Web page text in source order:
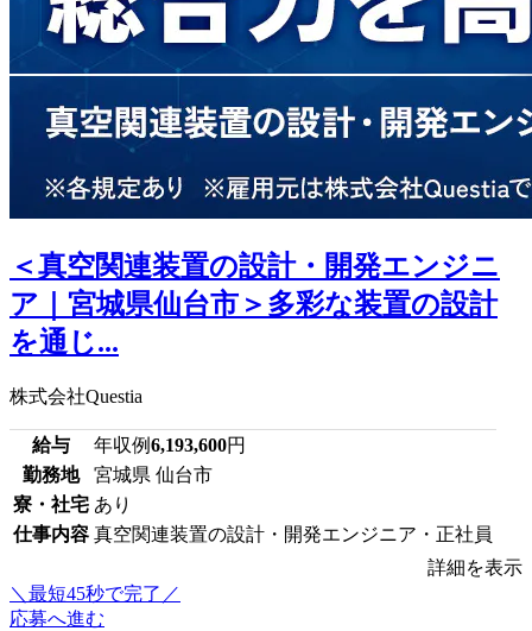
＜真空関連装置の設計・開発エンジニ
ア｜宮城県仙台市＞多彩な装置の設計
を通じ...
株式会社Questia
給与 年収例6,193,600円
勤務地
宮城県 仙台市
寮・社宅 あり
仕事内容 真空関連装置の設計・開発エンジニア・正社員
詳細を表示
＼最短45秒で完了／
応募へ進む